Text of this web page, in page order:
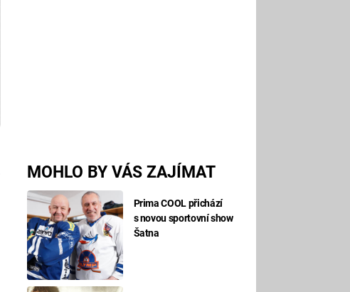
MOHLO BY VÁS ZAJÍMAT
Prima COOL přichází
s novou sportovní show
Šatna